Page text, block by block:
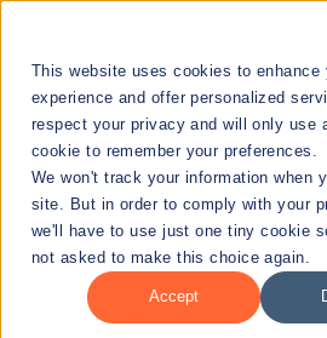
This website uses cookies to enhance
experience and offer personalized
respect your privacy and will only use
cookie to remember your preferences.
We won't track your information when
site. But in order to comply with your
we'll have to use just one tiny cookie
not asked to make this choice again.
Accept
content
RESEARCH
ENTREPRENEURSHIP
PUBLIC HEALTH